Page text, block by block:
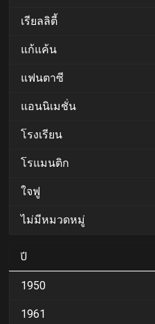
เรียลลิตี้
แก้แค้น
แฟนตาซี
แอนนิเมชั่น
โรงเรียน
โรแมนติก
ใจฟู
ไม่มีหมวดหมู่
ปี
1950
1961